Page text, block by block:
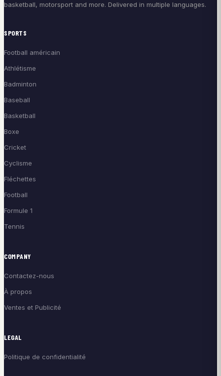
basketball, motorsport and more. Delivered in multiple languages.
SPORTS
Football américain
Athlétisme
Badminton
Baseball
Basketball
Boxe
Cricket
Cyclisme
Fléchettes
Football
Formule 1
Tennis
COMPANY
Contactez-nous
À propos
Ventes et Publicité
LEGAL
Politique de confidentialité